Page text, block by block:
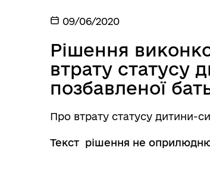
09/06/2020
Рішення
втрату статусу
позбавленої
Про втрату статусу дитини-
Текст рішення не